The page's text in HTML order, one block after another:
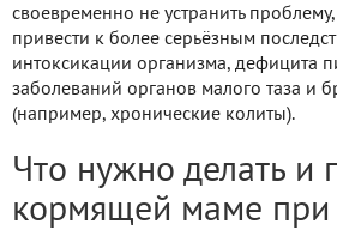
своевременно не устранить
привести к более серьёзным
интоксикации организма, дефицита
заболеваний органов малого таза и
(например, хронические колиты).
Что нужно делать и
кормящей маме при